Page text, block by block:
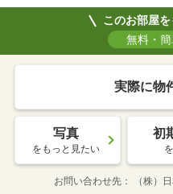
このお部屋を
無料・
実際に物
写真
をもっと見たい
初
お問い合わせ先 （株）